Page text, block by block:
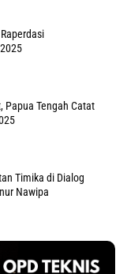
Papua Tengah Catat
Timika di Dialog
Nawipa